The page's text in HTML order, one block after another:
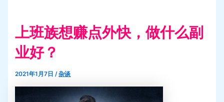
上班族想赚点外快，做什么副
业好？
2021年1月7日/杂谈